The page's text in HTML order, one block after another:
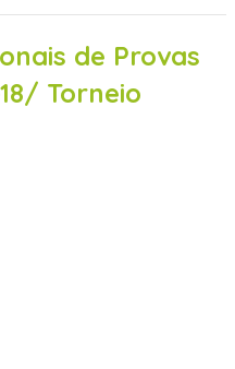
de Provas
Torneio